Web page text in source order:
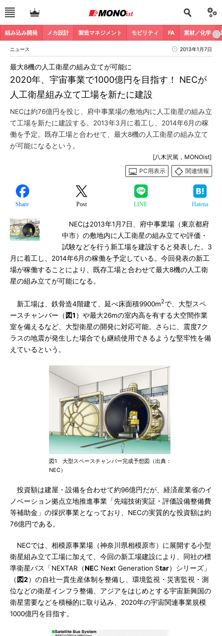
組み込み開発 メカ設計 製造マネジメント モビリティ FA 素材／化学
ニュース 2013年1月7日
2020年、宇宙事業で1000億円を目指す！ NECが
人工衛星組み立て工場を新たに建設
最大8機の人工衛星の組み立てが可能に
NECは約76億円を投じ、府中事業場の敷地内に人工衛星の組み立
て工場を新たに建設する。2013年3月に着工し、2014年6月の稼
働を予定。既存工場と合わせて、最大8機の人工衛星の組み立て
が可能になるという。
[八木沢篤，MONOist]
PC用表示
関連情報
Share Post LINE Hatena
NECは2013年1月7日、府中事業場（東京都府
中市）の敷地内に人工衛星の組み立てや評価・
試験などを行う新工場を建設すると発表した。3
月に着工し、2014年6月の稼働を予定している。今回発表の新工
場が稼働することにより、既存工場と合わせて最大8機の人工衛
星の組み立てが可能になる。
新工場は、鉄骨造4階建て、延べ床面積9900m2で、大型スペ
ースチャンバー（図1 ）や最大26mの室内高を有する大空間作業
室を備えるなど、大型衛星の開発に対応可能。さらに、震度7ク
ラスの地震が発生した場合でも継続使用できるような堅牢性を備
えているという。
図1 大型スペースチャンバー完成予想図（出典：
NEC）
投資額は建屋・設備を合わせて約96億円だが、経済産業省のイ
ノベーション拠点立地推進事業「先端技術実証・評価設備整備費
等補助金」の採択事業となっており、NECの実質的な投資額は約
76億円である。
NECでは、相模原事業場（神奈川県相模原市）に展開する小型
衛星組み立て工場に加えて、今回の新工場建設により、同社の標
準衛星バス「NEXTAR（NEC Next Generation Star）シリーズ」
（図2）の自社一貫生産体制を整備し、環境監視・災害監視・測
位などの衛星インフラ整備、アジアをはじめとする宇宙新興国の
衛星需要などを積極的に取り込み、2020年の宇宙関連事業規模
1000億円を目指す。